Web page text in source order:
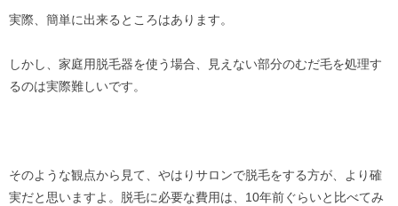
実際、簡単に出来るところはあります。
しかし、家庭用脱毛器を使う場合、見えない部分のむだ毛を処理す
るのは実際難しいです。
そのような観点から見て、やはりサロンで脱毛をする方が、より確
実だと思いますよ。脱毛に必要な費用は、10年前ぐらいと比べてみ